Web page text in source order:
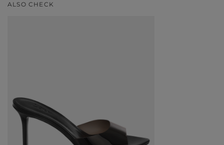
ALSO CHECK